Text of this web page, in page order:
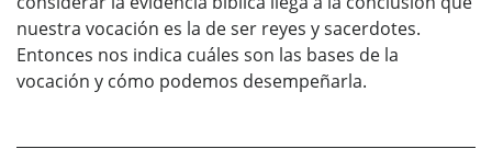
nuestra vocación es la de ser reyes y sacerdotes.
Entonces nos indica cuáles son las bases de la
vocación y cómo podemos desempeñarla.